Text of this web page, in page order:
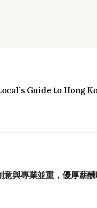
Guide to Hong
意與專業並重，優厚薪